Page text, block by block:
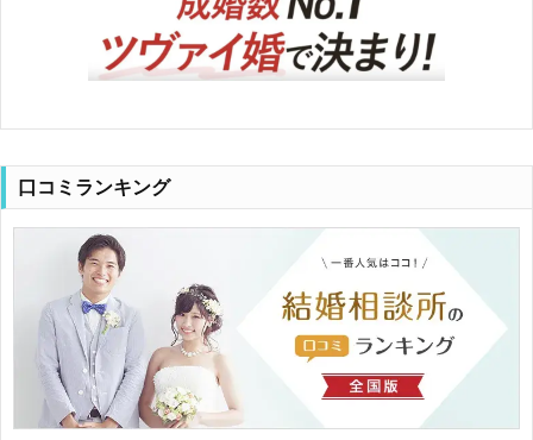
口コミランキング